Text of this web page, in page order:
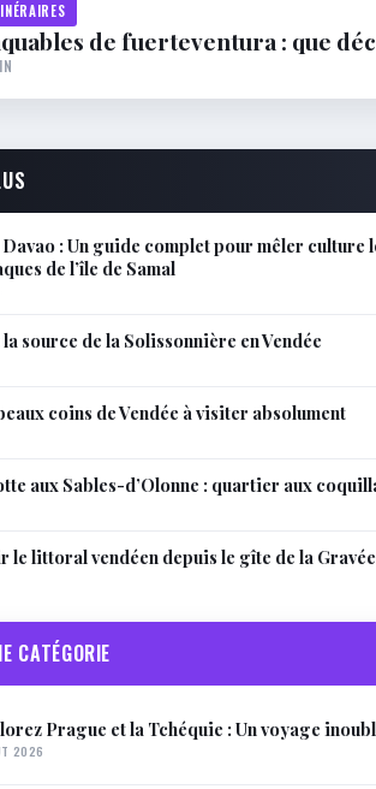
de fuerteventura : que
: Un guide complet pour mêler culture
de l’île de Samal
source de la Solissonnière en Vendée
coins de Vendée à visiter absolument
aux Sables-d’Olonne : quartier aux
le littoral vendéen depuis le gîte de la Gravée
CATÉGORIE
Prague et la Tchéquie : Un voyage
2026